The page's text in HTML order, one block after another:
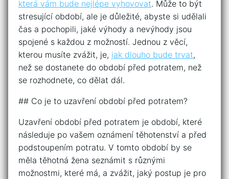
která vám bude nejlépe vyhovovat. Může to být
stresující období, ale je důležité, abyste si udělali
čas a pochopili, jaké výhody a nevýhody jsou
spojené s každou z možností. Jednou z věcí,
kterou musíte zvážit, je, jak dlouho bude trvat,
než se dostanete do období před potratem, než
se rozhodnete, co dělat dál.
## Co je to uzavření období před potratem?
Uzavření období před potratem je období, které
následuje po vašem oznámení těhotenství a před
podstoupením potratu. V tomto období by se
měla těhotná žena seznámit s různými
možnostmi, které má, a zvážit, jaký postup je pro